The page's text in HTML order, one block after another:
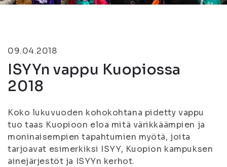
09.04.2018
ISYYn vappu Kuopiossa
2018
Koko lukuvuoden kohokohtana pidetty vappu
tuo taas Kuopioon eloa mitä värikkäämpien ja
moninaisempien tapahtumien myötä, joita
tarjoavat esimerkiksi ISYY, Kuopion kampuksen
ainejärjestöt ja ISYYn kerhot.